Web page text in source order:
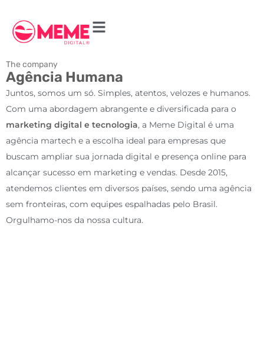
The company
Agência Humana
Juntos, somos um só. Simples, atentos, velozes e humanos.
Com uma abordagem abrangente e diversificada para o
marketing digital e tecnologia, a Meme Digital é uma
agência martech e a escolha ideal para empresas que
buscam ampliar sua jornada digital e presença online para
alcançar sucesso em marketing e vendas. Desde 2015,
atendemos clientes em diversos países, sendo uma agência
sem fronteiras, com equipes espalhadas pelo Brasil.
Orgulhamo-nos da nossa cultura.